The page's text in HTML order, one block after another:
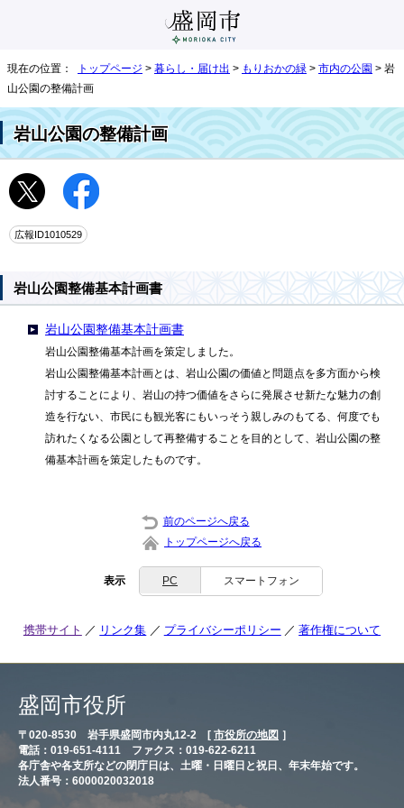
現在の位置： トップページ > 暮らし・届け出 > もりおかの緑 > 市内の公園 > 岩
山公園の整備計画
岩山公園の整備計画
広報ID1010529
岩山公園整備基本計画書
岩山公園整備基本計画書
岩山公園整備基本計画を策定しました。
岩山公園整備基本計画とは、岩山公園の価値と問題点を多方面から検
討することにより、岩山の持つ価値をさらに発展させ新たな魅力の創
造を行ない、市民にも観光客にもいっそう親しみのもてる、何度でも
訪れたくなる公園として再整備することを目的として、岩山公園の整
備基本計画を策定したものです。
前のページへ戻る
トップページへ戻る
表示 PC スマートフォン
携帯サイト リンク集 プライバシーポリシー 著作権について
盛岡市役所
〒020-8530 岩手県盛岡市内丸12-2 [ 市役所の地図 ］
電話：019-651-4111 ファクス：019-622-6211
各庁舎や各支所などの閉庁日は、土曜・日曜日と祝日、年末年始です。
法人番号：6000020032018